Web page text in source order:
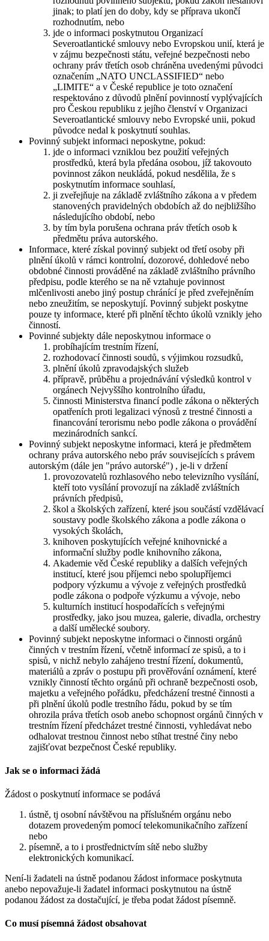
jinak; to platí jen do doby, kdy se příprava ukončí
rozhodnutím, nebo
jde o informaci poskytnutou Organizací
Severoatlantické smlouvy nebo Evropskou unií, která je
v zájmu bezpečnosti státu, veřejné bezpečnosti nebo
ochrany práv třetích osob chráněna uvedenými původci
označením „NATO UNCLASSIFIED“ nebo
„LIMITE“ a v České republice je toto označení
respektováno z důvodů plnění povinností vyplývajících
pro Českou republiku z jejího členství v Organizaci
Severoatlantické smlouvy nebo Evropské unii, pokud
původce nedal k poskytnutí souhlas.
Povinný subjekt informaci neposkytne, pokud:
jde o informaci vzniklou bez použití veřejných
prostředků, která byla předána osobou, jíž takovouto
povinnost zákon neukládá, pokud nesdělila, že s
poskytnutím informace souhlasí,
ji zveřejňuje na základě zvláštního zákona a v předem
stanovených pravidelných obdobích až do nejbližšího
následujícího období, nebo
by tím byla porušena ochrana práv třetích osob k
předmětu práva autorského.
Informace, které získal povinný subjekt od třetí osoby při
plnění úkolů v rámci kontrolní, dozorové, dohledové nebo
obdobné činnosti prováděné na základě zvláštního právního
předpisu, podle kterého se na ně vztahuje povinnost
mlčenlivosti anebo jiný postup chránící je před zveřejněním
nebo zneužitím, se neposkytují. Povinný subjekt poskytne
pouze ty informace, které při plnění těchto úkolů vznikly jeho
činností.
Povinné subjekty dále neposkytnou informace o
probíhajícím trestním řízení,
rozhodovací činnosti soudů, s výjimkou rozsudků,
plnění úkolů zpravodajských služeb
přípravě, průběhu a projednávání výsledků kontrol v
orgánech Nejvyššího kontrolního úřadu,
činnosti Ministerstva financí podle zákona o některých
opatřeních proti legalizaci výnosů z trestné činnosti a
financování terorismu nebo podle zákona o provádění
mezinárodních sankcí.
Povinný subjekt neposkytne informaci, která je předmětem
ochrany práva autorského nebo práv souvisejících s právem
autorským (dále jen "právo autorské") , je-li v držení
provozovatelů rozhlasového nebo televizního vysílání,
kteří toto vysílání provozují na základě zvláštních
právních předpisů,
škol a školských zařízení, které jsou součástí vzdělávací
soustavy podle školského zákona a podle zákona o
vysokých školách,
knihoven poskytujících veřejné knihovnické a
informační služby podle knihovního zákona,
Akademie věd České republiky a dalších veřejných
institucí, které jsou příjemci nebo spolupříjemci
podpory výzkumu a vývoje z veřejných prostředků
podle zákona o podpoře výzkumu a vývoje, nebo
kulturních institucí hospodařících s veřejnými
prostředky, jako jsou muzea, galerie, divadla, orchestry
a další umělecké soubory.
Povinný subjekt neposkytne informaci o činnosti orgánů
činných v trestním řízení, včetně informací ze spisů, a to i
spisů, v nichž nebylo zahájeno trestní řízení, dokumentů,
materiálů a zpráv o postupu při prověřování oznámení, které
vznikly činností těchto orgánů při ochraně bezpečnosti osob,
majetku a veřejného pořádku, předcházení trestné činnosti a
při plnění úkolů podle trestního řádu, pokud by se tím
ohrozila práva třetích osob anebo schopnost orgánů činných v
trestním řízení předcházet trestné činnosti, vyhledávat nebo
odhalovat trestnou činnost nebo stíhat trestné činy nebo
zajišťovat bezpečnost České republiky.
Jak se o informaci žádá
Žádost o poskytnutí informace se podává
ústně, tj osobní návštěvou na příslušném orgánu nebo
dotazem provedeným pomocí telekomunikačního zařízení
nebo
písemně, a to i prostřednictvím sítě nebo služby
elektronických komunikací.
Není-li žadateli na ústně podanou žádost informace poskytnuta
anebo nepovažuje-li žadatel informaci poskytnutou na ústně
podanou žádost za dostačující, je třeba podat žádost písemně.
Co musí písemná žádost obsahovat